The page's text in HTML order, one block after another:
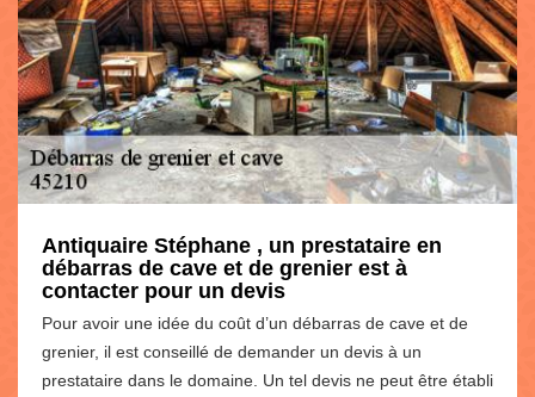
Antiquaire Stéphane , un prestataire en
débarras de cave et de grenier est à
contacter pour un devis
Pour avoir une idée du coût d’un débarras de cave et de
grenier, il est conseillé de demander un devis à un
prestataire dans le domaine. Un tel devis ne peut être établi